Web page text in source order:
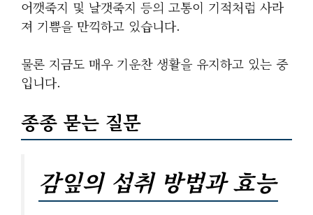
어깻죽지 및 날갯죽지 등의 고통이 기적처럼 사라
져 기쁨을 만끽하고 있습니다.
물론 지금도 매우 기운찬 생활을 유지하고 있는 중
입니다.
종종 묻는 질문
감잎의 섭취 방법과 효능